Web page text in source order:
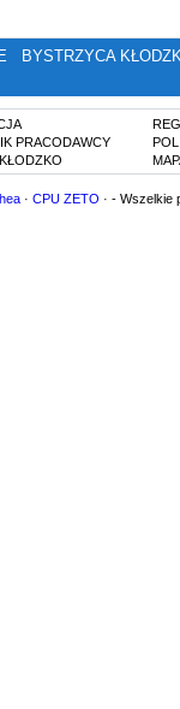
BYSTRZYCA
PRACODAWCY
· CPU ZETO · - Wszelkie